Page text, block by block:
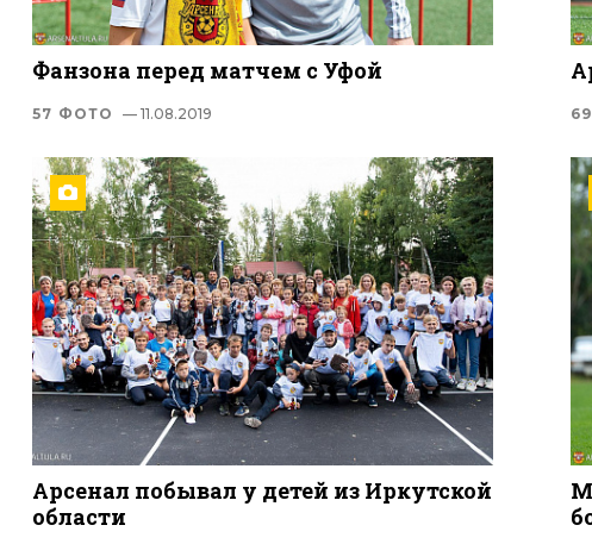
Фанзона перед матчем с Уфой
57 ФОТО — 11.08.2019
Арсенал побывал у детей из Иркутской
области